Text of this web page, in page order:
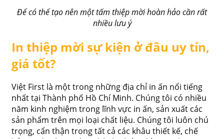
Để có thể tạo nên một tấm thiệp mời hoàn hảo cần rất
nhiều lưu ý
In thiệp mời sự kiện ở đâu uy tín,
giá tốt?
Việt First là một trong những địa chỉ in ấn nổi tiếng
nhất tại Thành phố Hồ Chí Minh. Chúng tôi có nhiều
năm kinh nghiệm trong lĩnh vực in ấn, sản xuất các
sản phẩm trên mọi loại chất liệu. Chúng tôi luôn chú
trọng, cẩn thận trong tất cả các khâu thiết kế, chế